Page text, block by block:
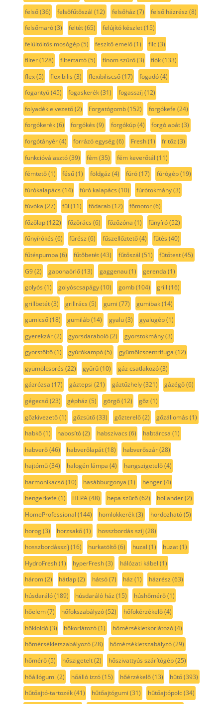
felső(36) felsőfűtőszál (12) felsőház (7) felső házrész (8)
felsőmaró(3) feltét(65) felújító készlet(15)
felültöltős mosógép(5) feszítő emelő(1) filc(3)
filter(128) filtertartó(5) finom szűrő(3) fiók(133)
flex(5) flexibilis (3) flexibiliscső(17) fogadó(4)
fogantyú(45) fogaskerék(31) fogasszíj (12)
folyadék elvezető(2) Forgatógomb(152) forgókefe (24)
forgókerék(6) forgókés (9) forgókúp(4) forgólapát(3)
forgótányér(4) forrázó egység(6) Fresh(1) fritőz (3)
funkcióválasztó(39) fém(35) fém keverőtál (11)
fémtető(1) fésű(1) földgáz (4) fúró(17) fúrógép(19)
fúrókalapács (14) fúró kalapács (10) fúrótokmány(3)
fúvóka (27) fül (11) fődarab(12) főmotor(6)
főzőlap(122) főzőrács (6) főzőzóna (1) fűnyíró(52)
fűnyírókés (6) fűrész (6) fűszellőztető(4) fűtés (40)
fűtéspumpa (6) fűtőbetét(43) fűtőszál (51) fűtőtest(45)
G9(2) gabonaörlő(13) gaggenau(1) gerenda (1)
golyós (1) golyóscsapágy(10) gomb(104) grill (16)
grillbetét(3) grillrács (5) gumi (77) gumibak(14)
gumicső(18) gumiláb(14) gyalu(3) gyalugép(1)
gyerekzár(2) gyorsdaraboló(2) gyorstokmány(3)
gyorstöltő(1) gyúrókampó(5) gyümölcscentrifuga (12)
gyümölcsprés (22) gyűrű(10) gáz csatlakozó(3)
gázrózsa (17) gáztepsi (21) gáztűzhely(321) gázégő(6)
gégecső(23) gépház (5) görgő(12) gőz (1)
gőzkivezető(1) gőzsütő(33) gőzterelő(2) gőzállomás (1)
habkő(1) habosító(2) habszivacs (6) habtárcsa (1)
habverő(46) habverőlapát(18) habverőszár(28)
hajtómű(34) halogén lámpa (4) hangszigetelő(4)
harmonikacső(10) hasábburgonya (1) henger(4)
hengerkefe (1) HEPA(48) hepa szűrő(62) hollander(2)
HomeProfessional (144) homlokkerék(3) hordozható(5)
horog(3) horzsakő(1) hosszbordás szíj (28)
hosszbordásszíj (16) hurkatöltő(6) huzal (1) huzat(1)
HydroFresh(1) hyperFresh(3) hálózati kábel (1)
három(2) hátlap(2) hátsó(7) ház (1) házrész (63)
húsdaráló(189) húsdaráló ház (15) húshőmérő(1)
hőelem(7) hőfokszabályzó(52) hőfokérzékelő(4)
hőkioldó(3) hőkorlátozó(1) hőmérsékletkorlátozó(4)
hőmérsékletszabályozó(28) hőmérsékletszabályzó(29)
hőmérő(5) hőszigetelt(2) hőszivattyús szárítógép(25)
hőállógumi (2) hőálló izzó(15) hőérzékelő(13) hűtő(393)
hűtőajtó-tartozék(41) hűtőajtógumi (31) hűtőajtópolc(34)